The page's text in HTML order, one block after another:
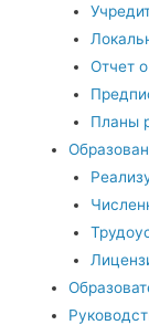
Отчет
Планы